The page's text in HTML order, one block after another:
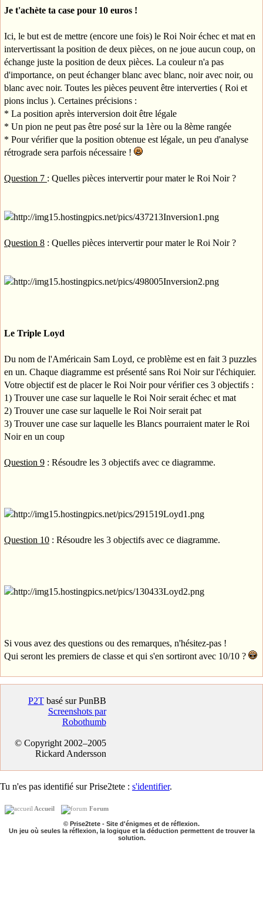
Je t'achète ta case pour 10 euros !
Ici, le but est de mettre (encore une fois) le Roi Noir échec et mat en
intervertissant la position de deux pièces, on ne joue aucun coup, on
échange juste la position de deux pièces. La couleur n'a pas
d'importance, on peut échanger blanc avec blanc, noir avec noir, ou
blanc avec noir. Toutes les pièces peuvent être interverties ( Roi et
pions inclus ). Certaines précisions :
* La position après interversion doit être légale
* Un pion ne peut pas être posé sur la 1ère ou la 8ème rangée
* Pour vérifier que la position obtenue est légale, un peu d'analyse
rétrograde sera parfois nécessaire !
Question 7 : Quelles pièces intervertir pour mater le Roi Noir ?
Question 8 : Quelles pièces intervertir pour mater le Roi Noir ?
Le Triple Loyd
Du nom de l'Américain Sam Loyd, ce problème est en fait 3 puzzles
en un. Chaque diagramme est présenté sans Roi Noir sur l'échiquier.
Votre objectif est de placer le Roi Noir pour vérifier ces 3 objectifs :
1) Trouver une case sur laquelle le Roi Noir serait échec et mat
2) Trouver une case sur laquelle le Roi Noir serait pat
3) Trouver une case sur laquelle les Blancs pourraient mater le Roi
Noir en un coup
Question 9 : Résoudre les 3 objectifs avec ce diagramme.
Question 10 : Résoudre les 3 objectifs avec ce diagramme.
Si vous avez des questions ou des remarques, n'hésitez-pas !
Qui seront les premiers de classe et qui s'en sortiront avec 10/10 ?
P2Tbasé sur PunBB
Screenshots par
Robothumb
© Copyright 2002–2005
Rickard Andersson
Tu n'es pas identifié sur Prise2tete : s'identifier.
Accueil Forum
© Prise2tete - Site d'énigmes et de réflexion.
Un jeu où seules la réflexion, la logique et la déduction permettent de trouver la
solution.